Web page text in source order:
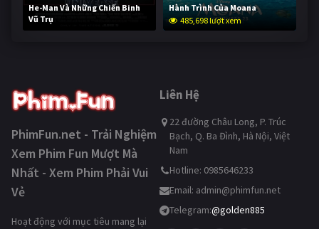
He-Man Và Những Chiến Binh
Vũ Trụ
233,470 lượt xem
Hành Trình Của Moana
485,698 lượt xem
PhimFun.net - Trải Nghiệm
Xem Phim Fun Mượt Mà
Nhất - Xem Phim Phải Vui
Vẻ
Hoạt động với mục tiêu mang lại
Liên Hệ
22 đường Châu Long, P. Trúc
Bạch, Q. Ba Đình, Hà Nội, Việt
Nam
Hotline: 0985646233
Email: admin@phimfun.net
Telegram:@golden885